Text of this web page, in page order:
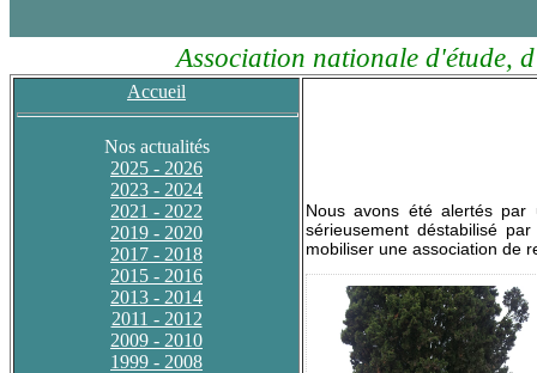
Association nationale d'étude,
Accueil
Nos actualités
2025 - 2026
2023 - 2024
2021 - 2022
2019 - 2020
2017 - 2018
2015 - 2016
2013 - 2014
2011 - 2012
2009 - 2010
1999 - 2008
Nous avons été alertés par
sérieusement déstabilisé
mobiliser une association de